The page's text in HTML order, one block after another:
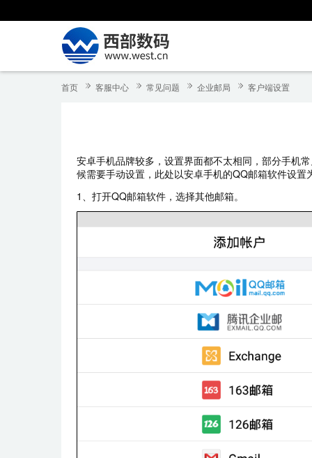
首页 客服中心 常见问题 企业邮局 客户端设置
安卓手机品牌较多，设置界面都不太相同，部分手机
候需要手动设置，此处以安卓手机的QQ邮箱软件设置
1、打开QQ邮箱软件，选择其他邮箱。